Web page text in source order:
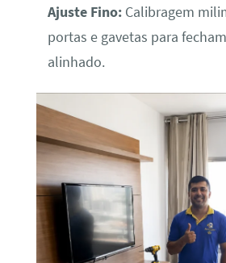
Ajuste Fino:Calibragem
portas e gavetas para
alinhado.